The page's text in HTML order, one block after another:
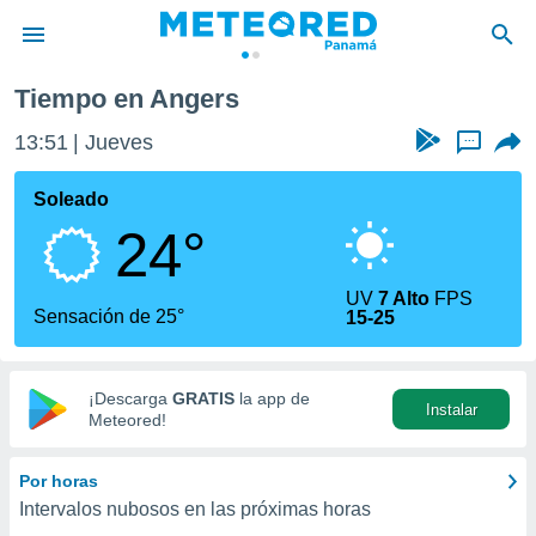
de
ha
calidad.
a este
las
y
digital
basada
Tiempo en Angers
13:51 Jueves ...
Soleado
24°
Sensación de 25°
UV7 Alto FPS
15-25
¡Descarga GRATIS la app de
Meteored!
Instalar
Por horas
Intervalos nubosos en las próximas horas